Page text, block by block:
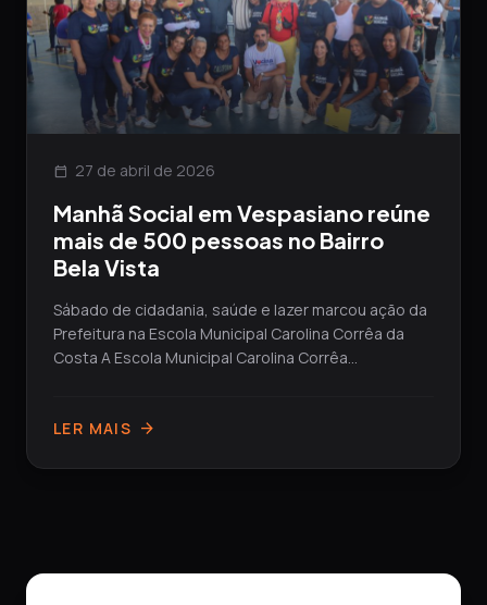
calendar_today 27 de abril de 2026
Manhã Social em Vespasiano reúne
mais de 500 pessoas no Bairro
Bela Vista
Sábado de cidadania, saúde e lazer marcou ação da
Prefeitura na Escola Municipal Carolina Corrêa da
Costa A Escola Municipal Carolina Corrêa...
LER MAIS arrow_forward